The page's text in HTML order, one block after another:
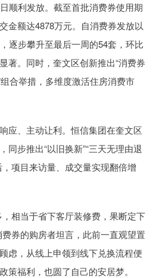
顺利发放。截至首批消费券使用期
金额达4878万元。自消费券发放以
逐步攀升至最后一周的54套，环比
著。同时，奎文区创新推出“消费券
合举措，多维度激活住房消费市
应、主动让利。恒信集团在奎文区
同步推出“以旧换新”“三天无理由退
项目来访量、成交量实现翻倍增
相当于省下客厅装修费，果断定下
券的购房者坦言，此前一直观望置
虑，从线上申领到线下兑换流程便
策福利，也圆了自己的安居梦。